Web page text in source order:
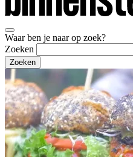
Waar ben je naar op zoek?
Zoeken